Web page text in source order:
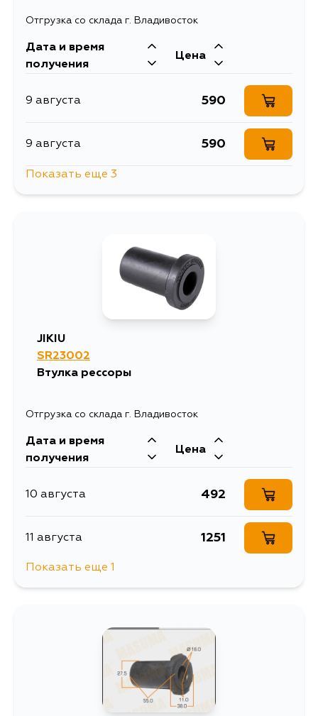
Отгрузка со склада г. Владивосток
Дата и время
получения
Цена
9 августа 590
9 августа 590
590
Показать еще 3
JIKIU
SR23002
Втулка рессоры
Отгрузка со склада г. Владивосток
Дата и время
получения
Цена
10 августа 492
11 августа 1251
Показать еще 1